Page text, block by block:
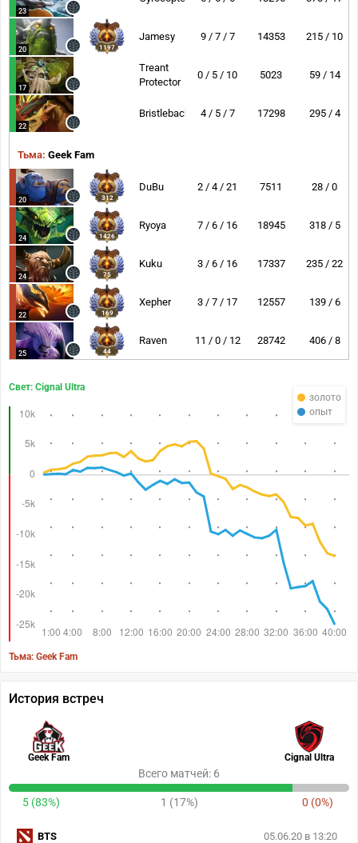
23
20 1197
Jamesy 9 / 7 / 7 14353 215 / 10
17
Treant
Protector
0 / 5 / 10 5023 59 / 14
22
Bristleback 4 / 5 / 7 17298 295 / 4
Тьма: Geek Fam
20 312
DuBu 2 / 4 / 21 7511 28 / 0
24 1426
Ryoya 7 / 6 / 16 18945 318 / 5
24 75
Kuku 3 / 6 / 16 17337 235 / 22
22 169
Xepher 3 / 7 / 17 12557 139 / 6
25 44
Raven 11 / 0 / 12 28742 406 / 8
золото
опыт
Свет: Cignal Ultra
Тьма: Geek Fam
История встреч
Geek Fam Cignal Ultra
Всего матчей: 6
5 (83%) 1 (17%) 0 (0%)
05.06.20 в 13:20
BTS